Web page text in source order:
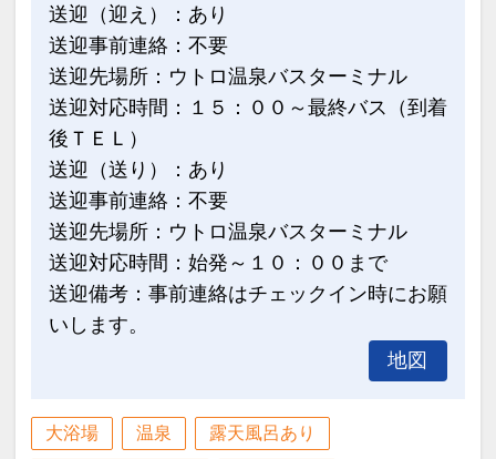
送迎（迎え）：あり
送迎事前連絡：不要
送迎先場所：ウトロ温泉バスターミナル
送迎対応時間：１５：００～最終バス（到着
後ＴＥＬ）
送迎（送り）：あり
送迎事前連絡：不要
送迎先場所：ウトロ温泉バスターミナル
送迎対応時間：始発～１０：００まで
送迎備考：事前連絡はチェックイン時にお願
いします。
地図
大浴場 温泉 露天風呂あり